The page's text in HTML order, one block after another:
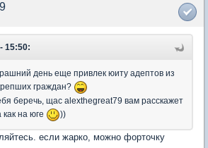
15:50:
день еще привлек юиту адептов из
граждан?
беречь, щас alexthegreat79 вам расскажет
как на юге
))
если жарко, можно форточку